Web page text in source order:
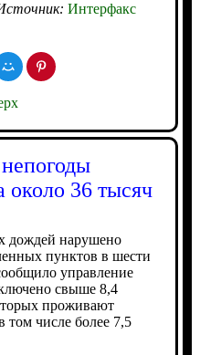
Интерфакс
около 36 тысяч
дождей нарушено
пунктов в шести
управление
свыше 8,4
проживают
том числе более 7,5